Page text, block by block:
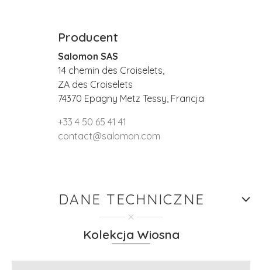
Producent
Salomon SAS
14 chemin des Croiselets,
ZA des Croiselets
74370 Epagny Metz Tessy, Francja
+33 4 50 65 41 41
contact@salomon.com
DANE TECHNICZNE
Kolekcja Wiosna